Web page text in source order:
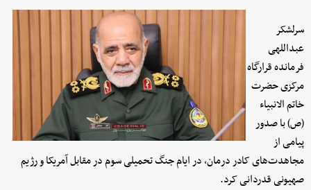
سرلشکر
عبداللهی
فرمانده قرارگاه
مرکزی حضرت
خاتم الانبیاء
(ص) با صدور
پیامی از
مجاهدت‌های کادر درمان، در ایام جنگ تحمیلی سوم در مقابل آمریکا و رژیم
صهیونی قدردانی کرد.